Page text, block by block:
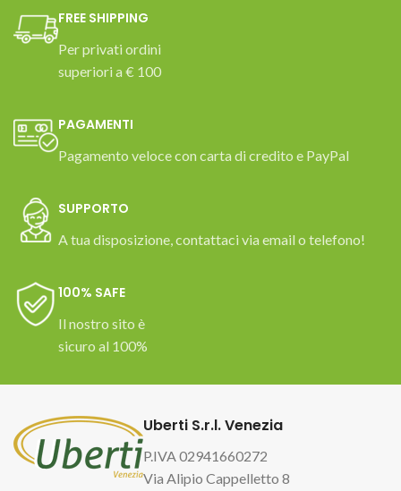
FREE SHIPPING
Per privati ordini
superiori a € 100
PAGAMENTI
Pagamento veloce con carta di credito e PayPal
SUPPORTO
A tua disposizione, contattaci via email o telefono!
100% SAFE
Il nostro sito è
sicuro al 100%
Uberti S.r.l. Venezia
P.IVA 02941660272
Via Alipio Cappelletto 8